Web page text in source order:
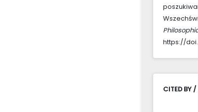
https://
CITED BY /